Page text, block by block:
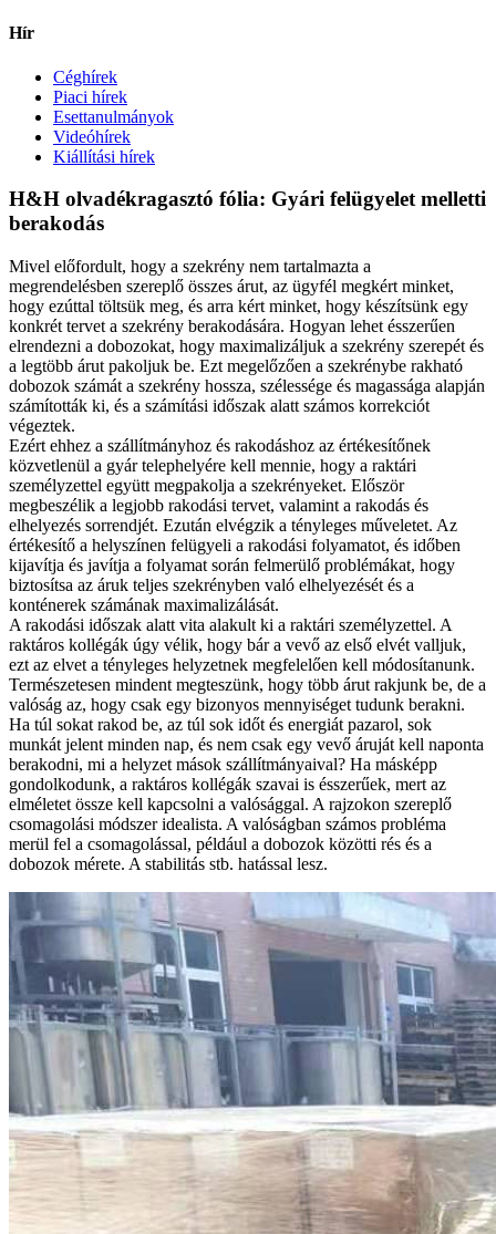
Hír
Céghírek
Piaci hírek
Esettanulmányok
Videóhírek
Kiállítási hírek
H&H olvadékragasztó fólia: Gyári felügyelet melletti
berakodás
Mivel előfordult, hogy a szekrény nem tartalmazta a
megrendelésben szereplő összes árut, az ügyfél megkért minket,
hogy ezúttal töltsük meg, és arra kért minket, hogy készítsünk egy
konkrét tervet a szekrény berakodására. Hogyan lehet ésszerűen
elrendezni a dobozokat, hogy maximalizáljuk a szekrény szerepét és
a legtöbb árut pakoljuk be. Ezt megelőzően a szekrénybe rakható
dobozok számát a szekrény hossza, szélessége és magassága alapján
számították ki, és a számítási időszak alatt számos korrekciót
végeztek.
Ezért ehhez a szállítmányhoz és rakodáshoz az értékesítőnek
közvetlenül a gyár telephelyére kell mennie, hogy a raktári
személyzettel együtt megpakolja a szekrényeket. Először
megbeszélik a legjobb rakodási tervet, valamint a rakodás és
elhelyezés sorrendjét. Ezután elvégzik a tényleges műveletet. Az
értékesítő a helyszínen felügyeli a rakodási folyamatot, és időben
kijavítja és javítja a folyamat során felmerülő problémákat, hogy
biztosítsa az áruk teljes szekrényben való elhelyezését és a
konténerek számának maximalizálását.
A rakodási időszak alatt vita alakult ki a raktári személyzettel. A
raktáros kollégák úgy vélik, hogy bár a vevő az első elvét valljuk,
ezt az elvet a tényleges helyzetnek megfelelően kell módosítanunk.
Természetesen mindent megteszünk, hogy több árut rakjunk be, de a
valóság az, hogy csak egy bizonyos mennyiséget tudunk berakni.
Ha túl sokat rakod be, az túl sok időt és energiát pazarol, sok
munkát jelent minden nap, és nem csak egy vevő áruját kell naponta
berakodni, mi a helyzet mások szállítmányaival? Ha másképp
gondolkodunk, a raktáros kollégák szavai is ésszerűek, mert az
elméletet össze kell kapcsolni a valósággal. A rajzokon szereplő
csomagolási módszer idealista. A valóságban számos probléma
merül fel a csomagolással, például a dobozok közötti rés és a
dobozok mérete. A stabilitás stb. hatással lesz.